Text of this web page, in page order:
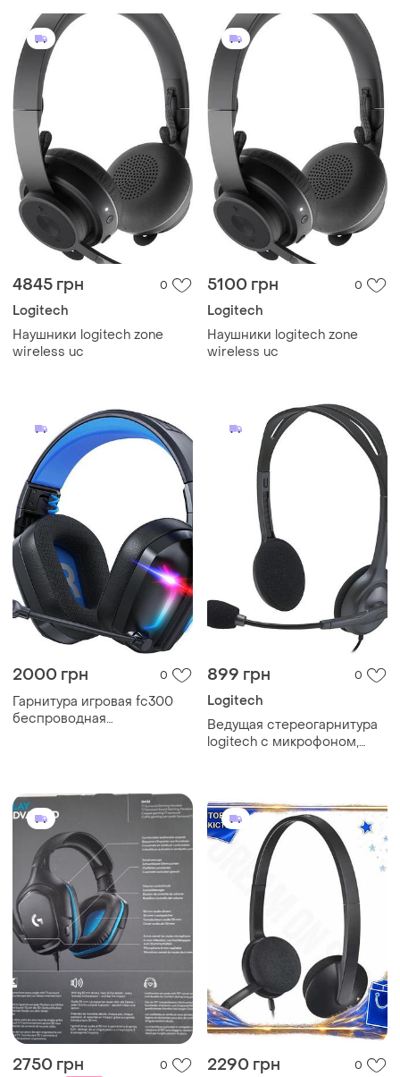
4845 грн 0
Logitech
Наушники logitech zone
wireless uc
5100 грн 0
Logitech
Наушники logitech zone
wireless uc
2000 грн 0
Гарнитура игровая fc300
беспроводная
fc-300
899 грн 0
Logitech
Ведущая стереогарнитура
logitech с микрофоном,
2750 грн 0 2290 грн 0